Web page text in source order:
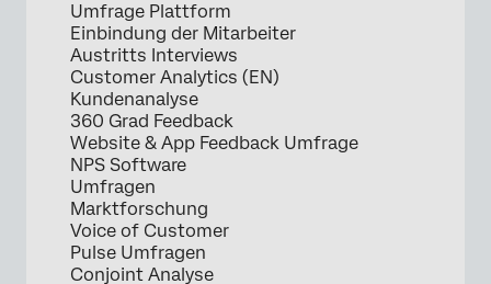
Umfrage Plattform
Einbindung der Mitarbeiter
Austritts Interviews
Customer Analytics (EN)
Kundenanalyse
360 Grad Feedback
Website & App Feedback Umfrage
NPS Software
Umfragen
Marktforschung
Voice of Customer
Pulse Umfragen
Conjoint Analyse